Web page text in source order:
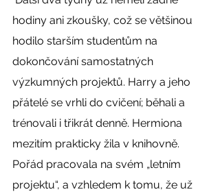
hodiny ani zkoušky, což se většinou
hodilo starším studentům na
dokončování samostatných
výzkumných projektů. Harry a jeho
přátelé se vrhli do cvičení; běhali a
trénovali i třikrát denně. Hermiona
mezitím prakticky žila v knihovně.
Pořád pracovala na svém „letním
projektu“, a vzhledem k tomu, že už